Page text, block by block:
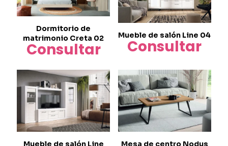
Dormitorio de
matrimonio Creta 02
Consultar
Mueble de salón Line 04
Consultar
Mueble de salón Line
Mesa de centro Nodus